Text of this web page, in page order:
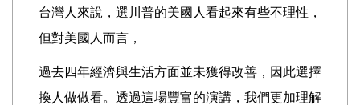
台灣人來說，選川普的美國人看起來有些不理性，
但對美國人而言，
過去四年經濟與生活方面並未獲得改善， 因此選擇
換人做做看。透過這場豐富的演講，我們更加理解